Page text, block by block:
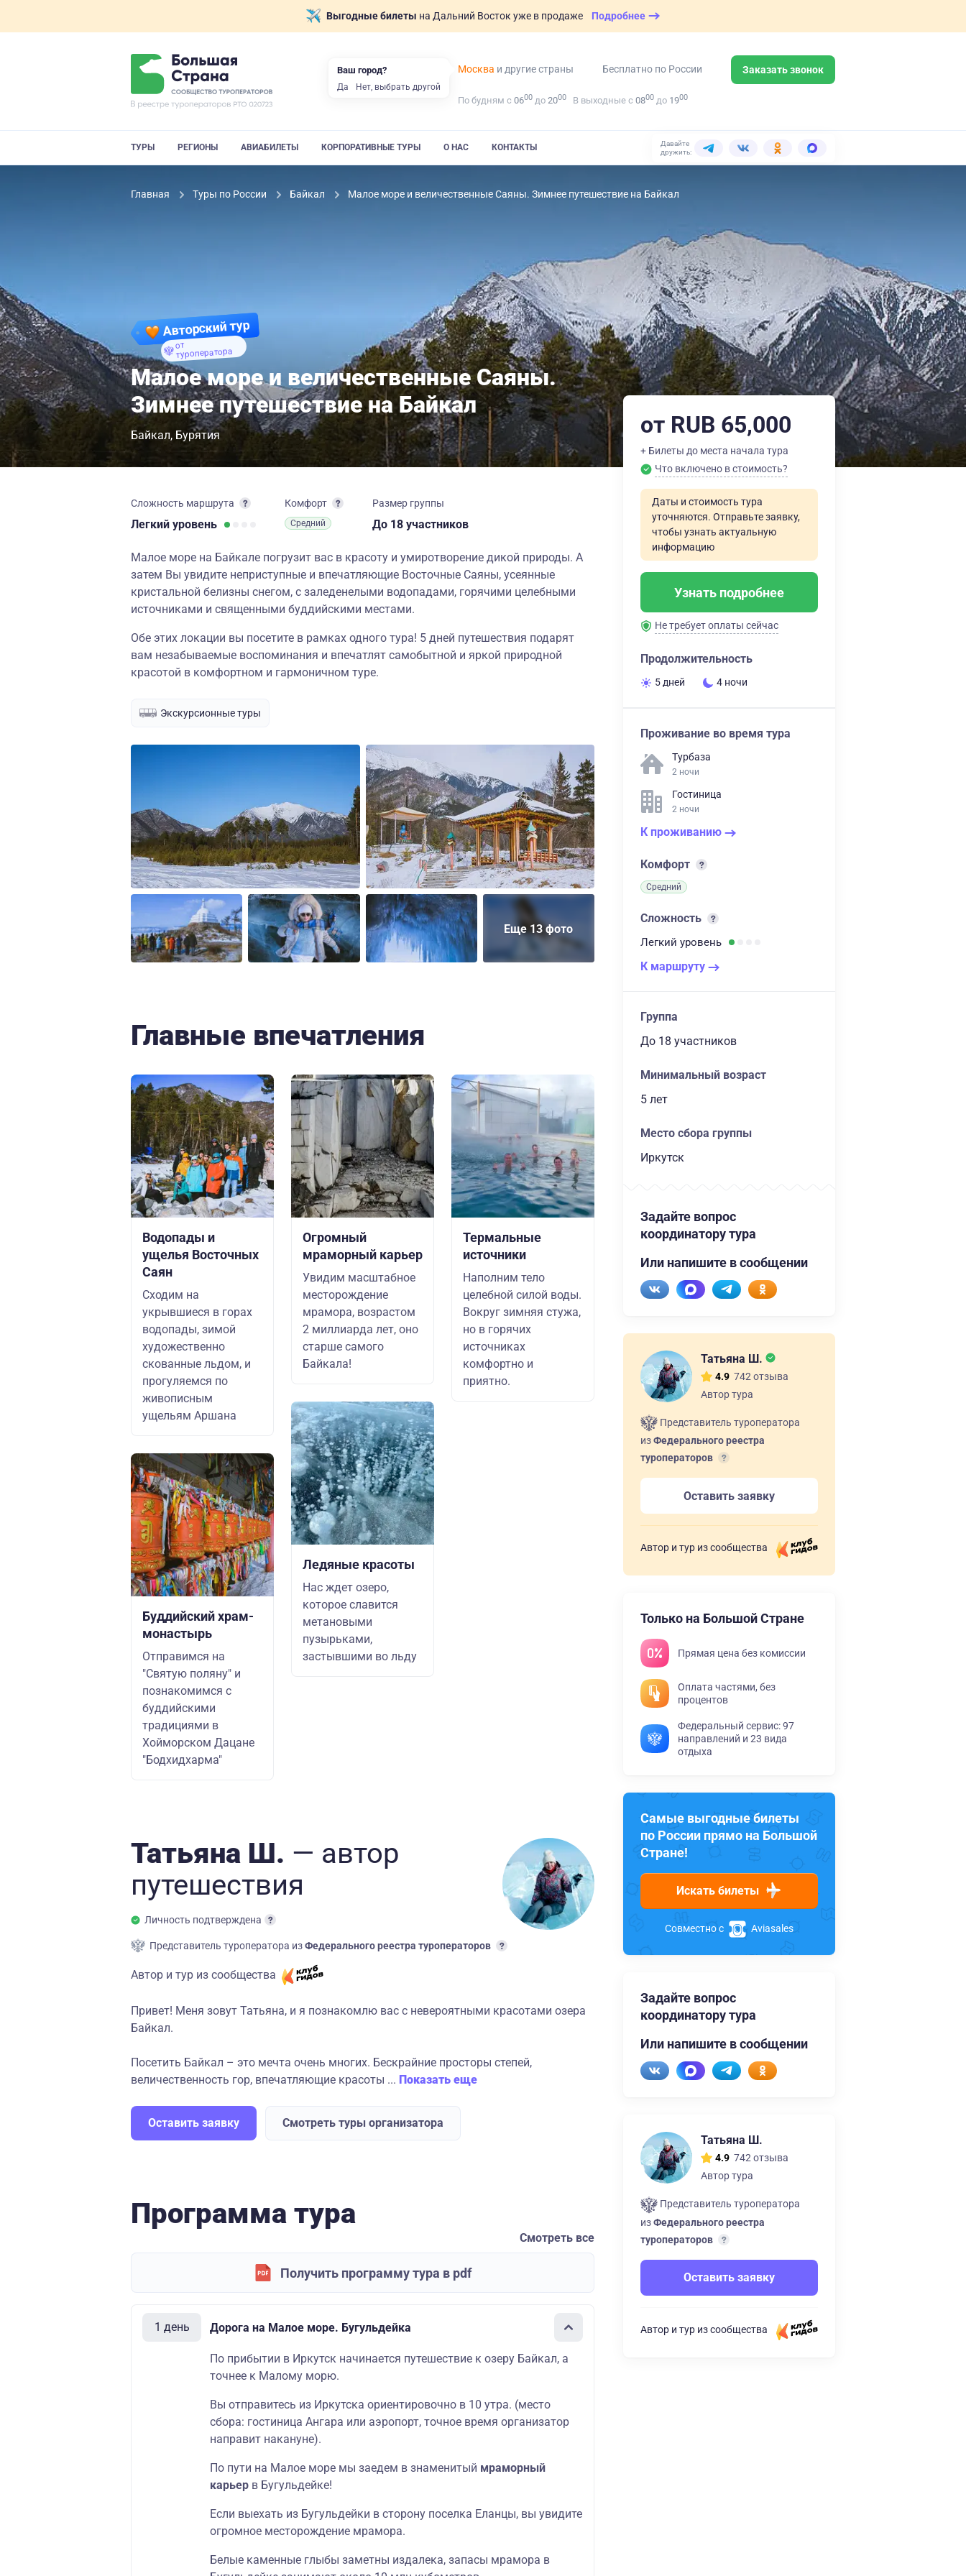
Выгодные билеты на Дальний Восток уже в продаже Подробнее
Москва и другие страны Бесплатно по России Заказать звонок
По будням с 0600 до 2000 В выходные с 0800 до 1900
ТУРЫ РЕГИОНЫ АВИАБИЛЕТЫ КОРПОРАТИВНЫЕ ТУРЫ О НАС КОНТАКТЫ
Давайте
дружить:
Главная Туры по России Байкал Малое море и величественные Саяны. Зимнее путешествие на Байкал
Авторский тур
от
туроператора
Малое море и величественные Саяны.
Зимнее путешествие на Байкал
Байкал Бурятия
Сложность маршрута
Легкий уровень
Комфорт
Средний
Размер группы
до 18 участников
Малое море на Байкале погрузит вас в красоту и умиротворение дикой природы. А
затем Вы увидите неприступные и впечатляющие Восточные Саяны, усеянные
кристальной белизны снегом, с заледенелыми водопадами, горячими целебными
источниками и священными буддийскими местами.
Обе этих локации вы посетите в рамках одного тура! 5 дней путешествия подарят
вам незабываемые воспоминания и впечатлят самобытной и яркой природной
красотой в комфортном и гармоничном туре.
Экскурсионные туры
Еще 13 фото
Главные впечатления
Водопады и
ущелья Восточных
Саян
Сходим на
укрывшиеся в горах
водопады, зимой
художественно
скованные льдом, и
прогуляемся по
живописным
ущельям Аршана
Буддийский храм-
монастырь
Отправимся на
"Святую поляну" и
познакомимся с
буддийскими
традициями в
Хойморском Дацане
"Бодхидхарма"
Огромный
мраморный карьер
Увидим масштабное
месторождение
мрамора, возрастом
2 миллиарда лет, оно
старше самого
Байкала!
Ледяные красоты
Нас ждет озеро,
которое славится
метановыми
пузырьками,
застывшими во льду
Термальные
источники
Наполним тело
целебной силой воды.
Вокруг зимняя стужа,
но в горячих
источниках
комфортно и
приятно.
Татьяна Ш. — автор
путешествия
Личность подтверждена
Представитель туроператора изФедерального реестра туроператоров
Автор и тур из сообщества
Привет! Меня зовут Татьяна, и я познакомлю вас с невероятными красотами озера
Байкал.
Посетить Байкал – это мечта очень многих. Бескрайние просторы степей,
величественность гор, впечатляющие красоты ... Показать еще
Оставить заявку Смотреть туры организатора
Программа тура
Смотреть все
Получить программу тура в pdf
1 день Дорога на Малое море. Бугульдейка
По прибытии в Иркутск начинается путешествие к озеру Байкал, а
точнее к Малому морю.
Вы отправитесь из Иркутска ориентировочно в 10 утра. (место
сбора: гостиница Ангара или аэропорт, точное время организатор
направит накануне).
По пути на Малое море мы заедем в знаменитый мраморный
карьер в Бугульдейке!
Если выехать из Бугульдейки в сторону поселка Еланцы, вы увидите
огромное месторождение мрамора.
Белые каменные глыбы заметны издалека, запасы мрамора в
от RUB 65,000
+ Билеты до места начала тура
Что включено в стоимость?
Даты и стоимость тура
уточняются. Отправьте заявку,
чтобы узнать актуальную
информацию
Узнать подробнее
Не требует оплаты сейчас
Продолжительность
5 дней 4 ночи
Проживание во время тура
Турбаза
2 ночи
Гостиница
2 ночи
К проживанию
Комфорт
Средний
Сложность
Легкий уровень
К маршруту
Группа
до 18 участников
Минимальный возраст
5 лет
Место сбора группы
Иркутск
Задайте вопрос
координатору тура
Или напишите в сообщении
Татьяна Ш.
4.9 742 отзыва
Автор тура
Представитель туроператора
изФедерального реестра
туроператоров
Оставить заявку
Автор и тур из сообщества
Только на Большой Стране
Прямая цена без комиссии
Оплата частями, без
процентов
Федеральный сервис: 97
направлений и 23 вида
отдыха
Самые выгодные билеты
по России прямо на Большой
Стране!
Искать билеты
Совместно с Aviasales
Задайте вопрос
координатору тура
Или напишите в сообщении
Татьяна Ш.
4.9 742 отзыва
Автор тура
Представитель туроператора
изФедерального реестра
туроператоров
Оставить заявку
Автор и тур из сообщества
Ваш город?
Да Нет, выбрать другой